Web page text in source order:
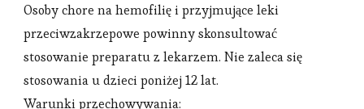
Osoby chore na hemofilię i przyjmujące leki
przeciwzakrzepowe powinny skonsultować
stosowanie preparatu z lekarzem. Nie zaleca się
stosowania u dzieci poniżej 12 lat.
Warunki przechowywania: